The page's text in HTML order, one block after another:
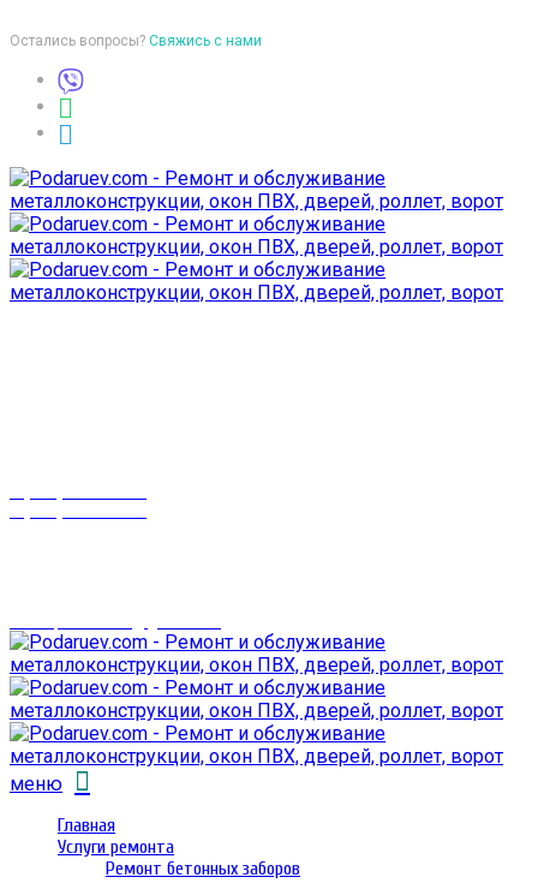
Остались вопросы? Свяжись с нами
меню
Главная
Услуги ремонта
Ремонт бетонных заборов